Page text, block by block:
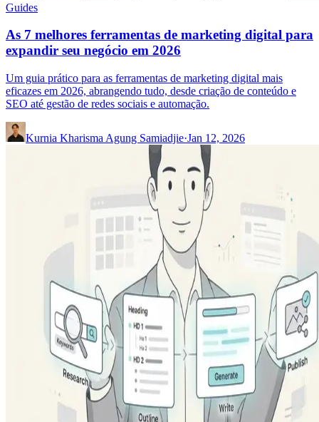
Guides
As 7 melhores ferramentas de marketing digital para
expandir seu negócio em 2026
Um guia prático para as ferramentas de marketing digital mais
eficazes em 2026, abrangendo tudo, desde criação de conteúdo e
SEO até gestão de redes sociais e automação.
Kurnia Kharisma Agung Samiadjie·Jan 12, 2026